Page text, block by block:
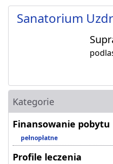
Sanatorium
Kategorie
Finansowanie pobytu
pełnopłatne
Profile leczenia